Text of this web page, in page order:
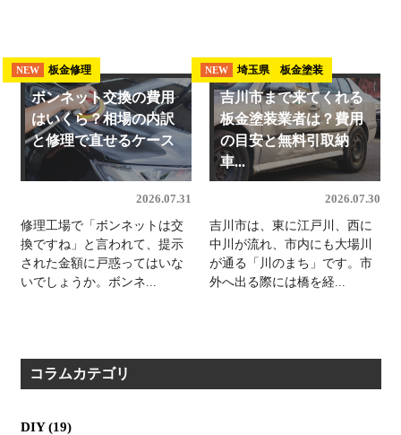
NEW 板金修理
ボンネット交換の費用
はいくら？相場の内訳
と修理で直せるケース
2026.07.31
修理工場で「ボンネットは交
換ですね」と言われて、提示
された金額に戸惑ってはいな
いでしょうか。ボンネ...
NEW 埼玉県 板金塗装
吉川市まで来てくれる
板金塗装業者は？費用
の目安と無料引取納
車...
2026.07.30
吉川市は、東に江戸川、西に
中川が流れ、市内にも大場川
が通る「川のまち」です。市
外へ出る際には橋を経...
コラムカテゴリ
DIY (19)